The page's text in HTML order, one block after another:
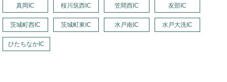
真岡IC 桜川筑西IC 笠間西IC 友部IC
茨城町西IC 茨城町東IC 水戸南IC 水戸大洗IC
ひたちなかIC